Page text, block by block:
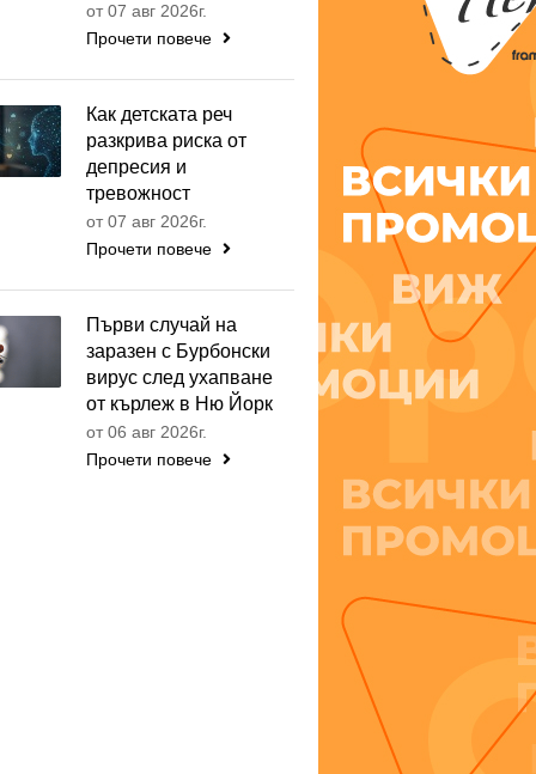
от 07 авг 2026г.
Прочети повече
Как детската реч
разкрива риска от
депресия и
тревожност
от 07 авг 2026г.
Прочети повече
Първи случай на
заразен с Бурбонски
вирус след ухапване
от кърлеж в Ню Йорк
от 06 авг 2026г.
Прочети повече